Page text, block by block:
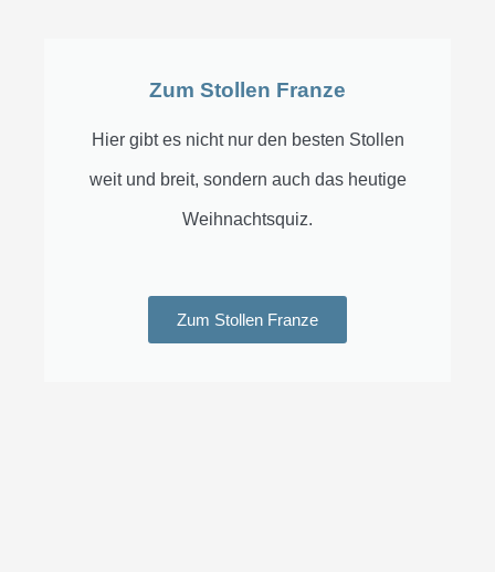
Zum Stollen Franze
Hier gibt es nicht nur den besten Stollen
weit und breit, sondern auch das heutige
Weihnachtsquiz.
Zum Stollen Franze